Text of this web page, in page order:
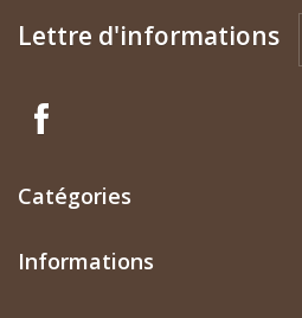
Lettre d'informations
Catégories
Informations